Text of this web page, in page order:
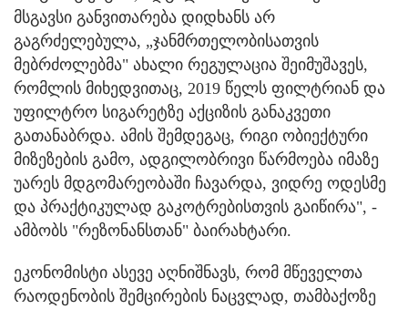
მსგავსი განვითარება დიდხანს არ
გაგრძელებულა, „ჯანმრთელობისათვის
მებრძოლებმა" ახალი რეგულაცია შეიმუშავეს,
რომლის მიხედვითაც, 2019 წელს ფილტრიან და
უფილტრო სიგარეტზე აქციზის განაკვეთი
გათანაბრდა. ამის შემდეგაც, რიგი ობიექტური
მიზეზების გამო, ადგილობრივი წარმოება იმაზე
უარეს მდგომარეობაში ჩავარდა, ვიდრე ოდესმე
და პრაქტიკულად გაკოტრებისთვის გაიწირა", -
ამბობს "რეზონანსთან" ბაირახტარი.
ეკონომისტი ასევე აღნიშნავს, რომ მწეველთა
რაოდენობის შემცირების ნაცვლად, თამბაქოზე